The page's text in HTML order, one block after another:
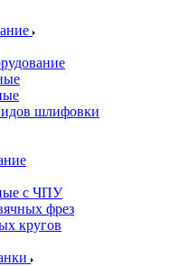
шлифовки
с ЧПУ
фрез
кругов